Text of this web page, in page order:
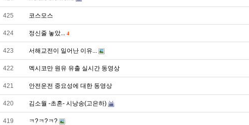
425 코스모스
424 정신줄 놓았... 4
423 서해교전이 일어난 이유...
422 멕시코만 원유 유출 실시간 동영상
421 안전운전 중요성에 대한 동영상
420 김소월 -초혼- 시낭송(고은하)
419 ㅋ?ㅋ?ㅋ?